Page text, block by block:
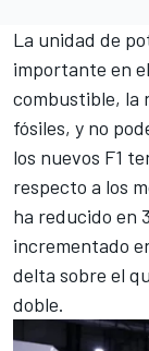
La unidad de
importante en
combustible, la
fósiles, y no
los nuevos F1
respecto a los
ha reducido en
incrementado
delta sobre el
doble.